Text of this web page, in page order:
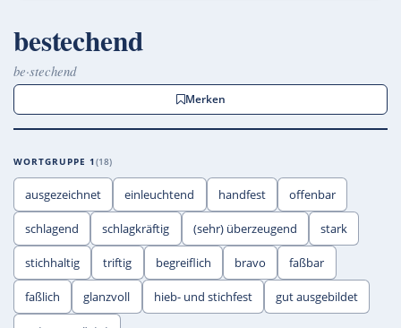
bestechend
be·stechend
Merken
WORTGRUPPE 1 18
ausgezeichnet einleuchtend handfest offenbar
schlagend schlagkräftig (sehr) überzeugend stark
stichhaltig triftig begreiflich bravo faßbar
faßlich glanzvoll hieb- und stichfest gut ausgebildet